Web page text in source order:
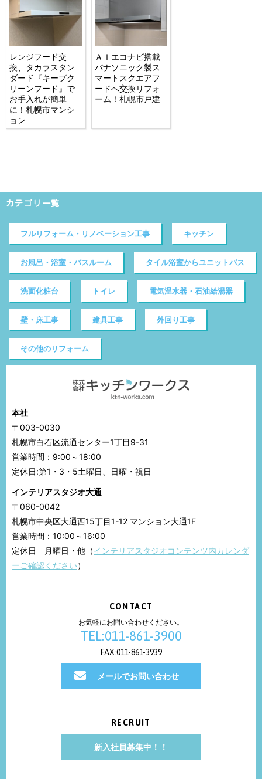
レンジフード交
換、タカラスタン
ダード『キープク
リーンフード』で
お手入れが簡単
に！札幌市マンシ
ョン
ＡＩエコナビ搭載
パナソニック製ス
マートスクエアフ
ードへ交換リフォ
ーム！札幌市戸建
カテゴリ一覧
フルリフォーム・リノベーション工事 キッチン
お風呂・浴室・バスルーム タイル浴室からユニットバス
洗面化粧台 トイレ 電気温水器・石油給湯器
壁・床工事 建具工事 外回り工事
その他のリフォーム
本社
〒003-0030
札幌市白石区流通センター1丁目9-31
営業時間：9:00～18:00
定休日:第1・3・5土曜日、日曜・祝日
インテリアスタジオ大通
〒060-0042
札幌市中央区大通西15丁目1-12 マンション大通1F
営業時間：10:00～16:00
定休日 月曜日・他（インテリアスタジオコンテンツ内カレンダ
ーご確認ください）
CONTACT
お気軽にお問い合わせください。
TEL:011-861-3900
FAX:011-861-3939
メールでお問い合わせ
RECRUIT
新入社員募集中！！